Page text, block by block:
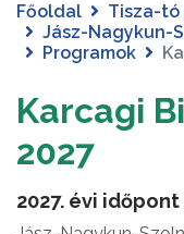
Főoldal
Tisza-tó
Jász-Nagykun-
Programok
Karcagi
2027
2027. évi